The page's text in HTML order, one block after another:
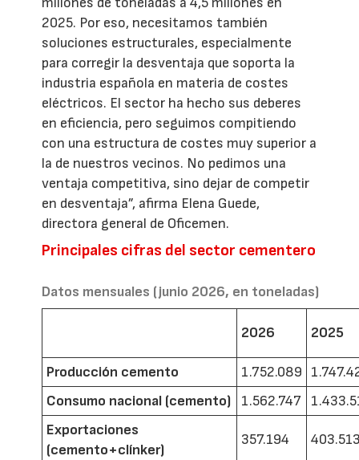
2025. Por eso, necesitamos también
soluciones estructurales, especialmente
para corregir la desventaja que soporta la
industria española en materia de costes
eléctricos. El sector ha hecho sus deberes
en eficiencia, pero seguimos compitiendo
con una estructura de costes muy superior a
la de nuestros vecinos. No pedimos una
ventaja competitiva, sino dejar de competir
en desventaja”, afirma Elena Guede,
directora general de Oficemen.
Principales cifras del sector cementero
Datos mensuales (junio 2026, en toneladas)
2026 2025
Producción cemento 1.752.089
Consumo nacional (cemento)
1.562.747
Exportaciones
(cemento+clínker)
357.194